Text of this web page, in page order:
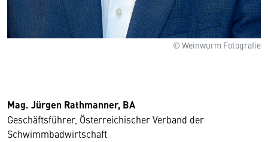
© Weinwurm Fotografie
Mag. Jürgen Rathmanner, BA
Geschäftsführer, Österreichischer Verband der
Schwimmbadwirtschaft